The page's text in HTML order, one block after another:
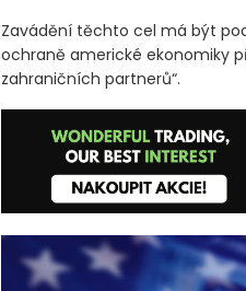
Zavádění těchto cel má být
ochraně americké ekonomiky
zahraničních partnerů“.